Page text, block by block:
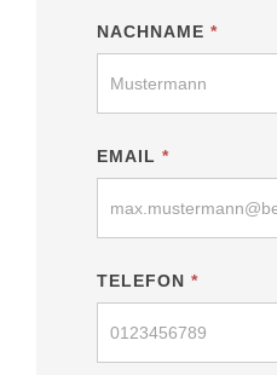
NACHNAME *
EMAIL *
TELEFON *